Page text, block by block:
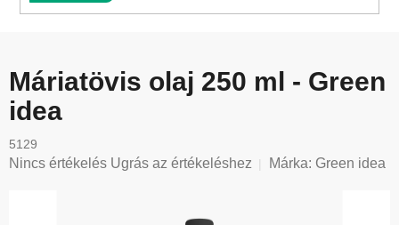
Máriatövis olaj 250 ml - Green
idea
5129
A
Nincs értékelés Ugrás az értékeléshez Márka: Green idea